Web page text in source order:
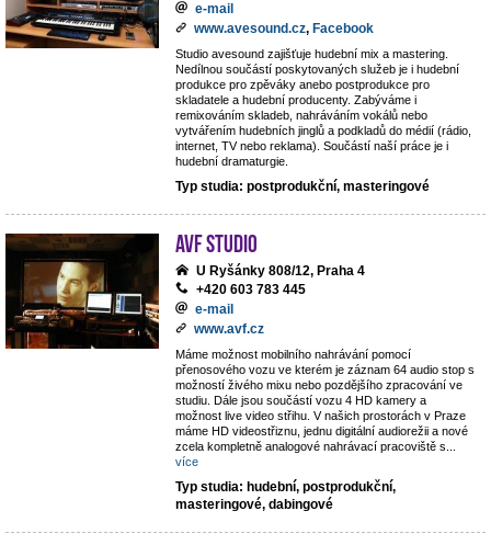
e-mail
www.avesound.cz, Facebook
Studio avesound zajišťuje hudební mix a mastering.
Nedílnou součástí poskytovaných služeb je i hudební
produkce pro zpěváky anebo postprodukce pro
skladatele a hudební producenty. Zabýváme i
remixováním skladeb, nahráváním vokálů nebo
vytvářením hudebních jinglů a podkladů do médií (rádio,
internet, TV nebo reklama). Součástí naší práce je i
hudební dramaturgie.
Typ studia: postprodukční, masteringové
AVF STUDIO
U Ryšánky 808/12, Praha 4
+420 603 783 445
e-mail
www.avf.cz
Máme možnost mobilního nahrávání pomocí
přenosového vozu ve kterém je záznam 64 audio stop s
možností živého mixu nebo pozdějšího zpracování ve
studiu. Dále jsou součástí vozu 4 HD kamery a
možnost live video střihu. V našich prostorách v Praze
máme HD videostřiznu, jednu digitální audiorežii a nové
zcela kompletně analogové nahrávací pracoviště s
více
Typ studia: hudební, postprodukční,
masteringové, dabingové